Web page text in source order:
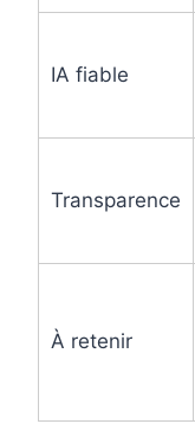
IA fiable
Transparence
À retenir